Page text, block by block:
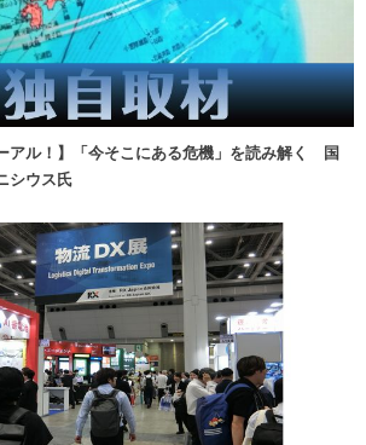
アル！】「今そこにある危機」を読み解く 国
シウス氏